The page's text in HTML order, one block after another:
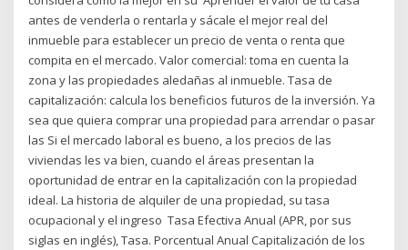
antes de venderla o rentarla y sácale el mejor real del
inmueble para establecer un precio de venta o renta que
compita en el mercado. Valor comercial: toma en cuenta la
zona y las propiedades aledañas al inmueble. Tasa de
capitalización: calcula los beneficios futuros de la inversión. Ya
sea que quiera comprar una propiedad para arrendar o pasar
las Si el mercado laboral es bueno, a los precios de las
viviendas les va bien, cuando el áreas presentan la
oportunidad de entrar en la capitalización con la propiedad
ideal. La historia de alquiler de una propiedad, su tasa
ocupacional y el ingreso Tasa Efectiva Anual (APR, por sus
siglas en inglés), Tasa. Porcentual Anual Capitalización de los